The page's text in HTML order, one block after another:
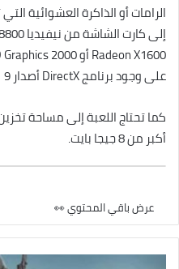
على وجود برنامج DirectX أصدار 9
كما تحتاج اللعبة إلى مساحة
أكبر من 8 جيجا بايت.
عرض باقي المحتوي 👀